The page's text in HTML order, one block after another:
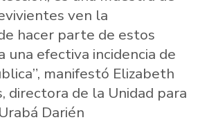
ven la
hacer parte de estos
una efectiva incidencia de
manifestó Elizabeth
directora de la Unidad para
Darién